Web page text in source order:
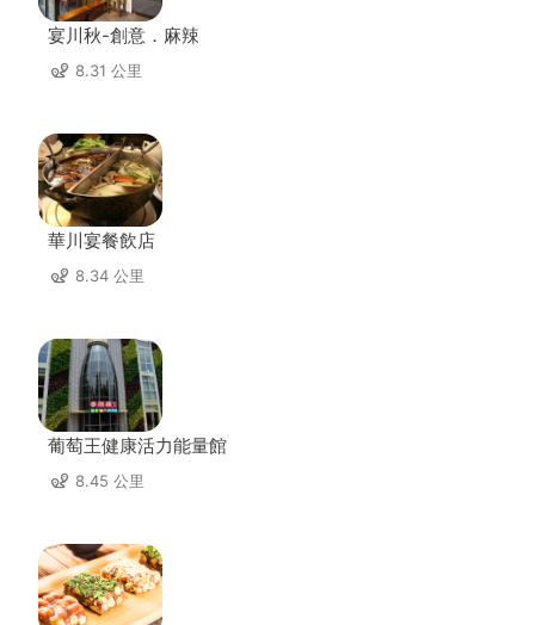
宴川秋-創意．麻辣
8.31 公里
華川宴餐飲店
8.34 公里
葡萄王健康活力能量館
8.45 公里